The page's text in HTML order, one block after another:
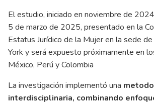
El estudio, iniciado en noviembre de
5 de marzo de 2025, presentado en la
Estatus Jurídico de la Mujer en la sede
York y será expuesto próximamente en
México, Perú y Colombia
La investigación implementó una
interdisciplinaria, combinando